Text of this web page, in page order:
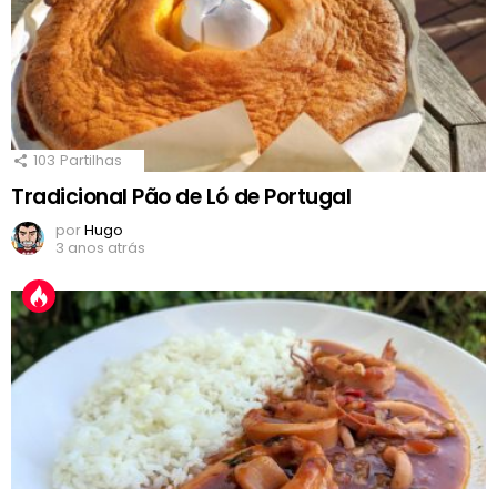
103 Partilhas
Tradicional Pão de Ló de Portugal
porHugo
3 anos atrás